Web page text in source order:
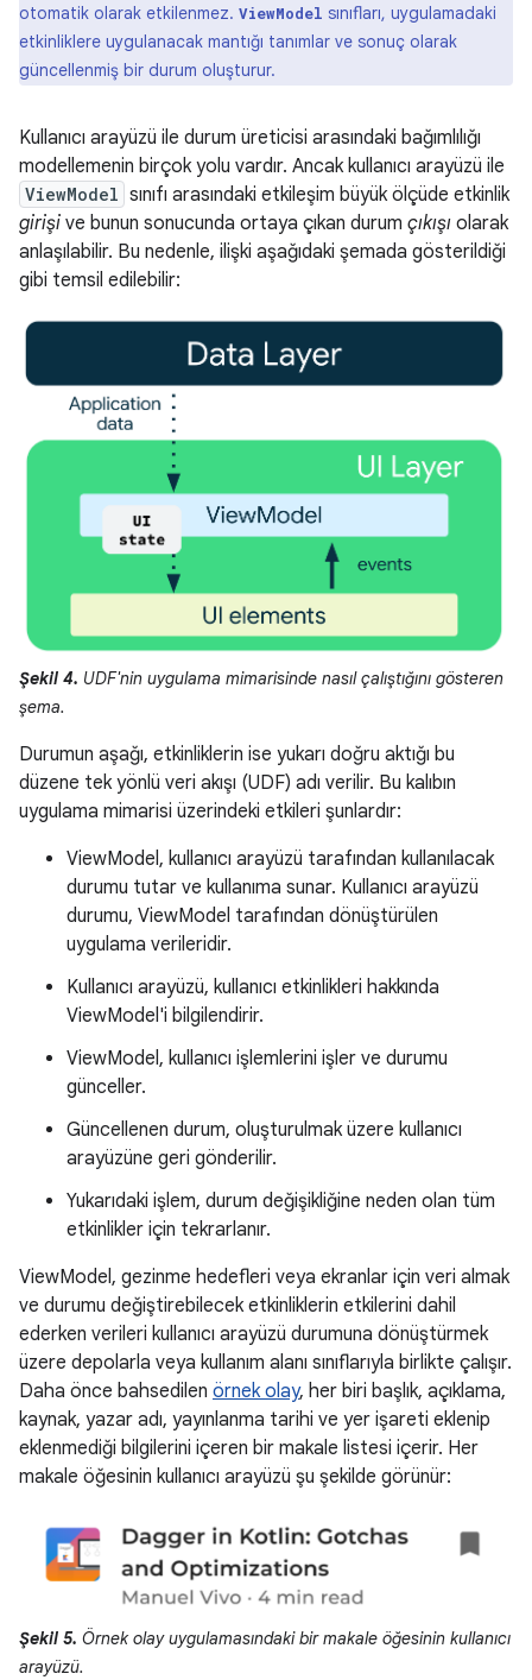
otomatik olarak etkilenmez. ViewModel sınıfları, uygulamadaki
etkinliklere uygulanacak mantığı tanımlar ve sonuç olarak
güncellenmiş bir durum oluşturur.
Kullanıcı arayüzü ile durum üreticisi arasındaki bağımlılığı
modellemenin birçok yolu vardır. Ancak kullanıcı arayüzü ile
ViewModel sınıfı arasındaki etkileşim büyük ölçüde etkinlik
girişi ve bunun sonucunda ortaya çıkan durum çıkışı olarak
anlaşılabilir. Bu nedenle, ilişki aşağıdaki şemada gösterildiği
gibi temsil edilebilir:
Şekil 4. UDF'nin uygulama mimarisinde nasıl çalıştığını gösteren
şema.
Durumun aşağı, etkinliklerin ise yukarı doğru aktığı bu
düzene tek yönlü veri akışı (UDF) adı verilir. Bu kalıbın
uygulama mimarisi üzerindeki etkileri şunlardır:
ViewModel, kullanıcı arayüzü tarafından kullanılacak
durumu tutar ve kullanıma sunar. Kullanıcı arayüzü
durumu, ViewModel tarafından dönüştürülen
uygulama verileridir.
Kullanıcı arayüzü, kullanıcı etkinlikleri hakkında
ViewModel'i bilgilendirir.
ViewModel, kullanıcı işlemlerini işler ve durumu
günceller.
Güncellenen durum, oluşturulmak üzere kullanıcı
arayüzüne geri gönderilir.
Yukarıdaki işlem, durum değişikliğine neden olan tüm
etkinlikler için tekrarlanır.
ViewModel, gezinme hedefleri veya ekranlar için veri almak
ve durumu değiştirebilecek etkinliklerin etkilerini dahil
ederken verileri kullanıcı arayüzü durumuna dönüştürmek
üzere depolarla veya kullanım alanı sınıflarıyla birlikte çalışır.
Daha önce bahsedilen örnek olay, her biri başlık, açıklama,
kaynak, yazar adı, yayınlanma tarihi ve yer işareti eklenip
eklenmediği bilgilerini içeren bir makale listesi içerir. Her
makale öğesinin kullanıcı arayüzü şu şekilde görünür:
Şekil 5. Örnek olay uygulamasındaki bir makale öğesinin kullanıcı
arayüzü.